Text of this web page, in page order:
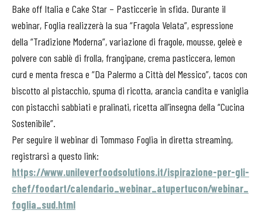
Bake off Italia e Cake Star – Pasticcerie in sfida. Durante il
webinar, Foglia realizzerà la sua “Fragola Velata”, espressione
della “Tradizione Moderna”, variazione di fragole, mousse, geleè e
polvere con sablè di frolla, frangipane, crema pasticcera, lemon
curd e menta fresca e “Da Palermo a Città del Messico”, tacos con
biscotto al pistacchio, spuma di ricotta, arancia candita e vaniglia
con pistacchi sabbiati e pralinati, ricetta all’insegna della “Cucina
Sostenibile”.
Per seguire il webinar di Tommaso Foglia in diretta streaming,
registrarsi a questo link:
https://www.unileverfoodsolutions.it/ispirazione-per-gli-
chef/foodart/calendario_webinar_atupertucon/webinar_
foglia_sud.html